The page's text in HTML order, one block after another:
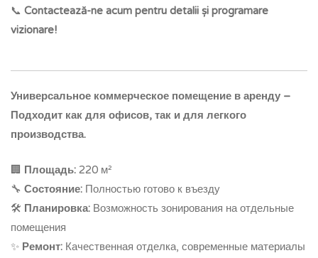
📞 Contactează-ne acum pentru detalii și programare
vizionare!
Универсальное коммерческое помещение в аренду –
Подходит как для офисов, так и для легкого
производства.
🏢 Площадь: 220 м²
🔧 Состояние: Полностью готово к въезду
🛠️ Планировка: Возможность зонирования на отдельные
помещения
✨ Ремонт: Качественная отделка, современные материалы